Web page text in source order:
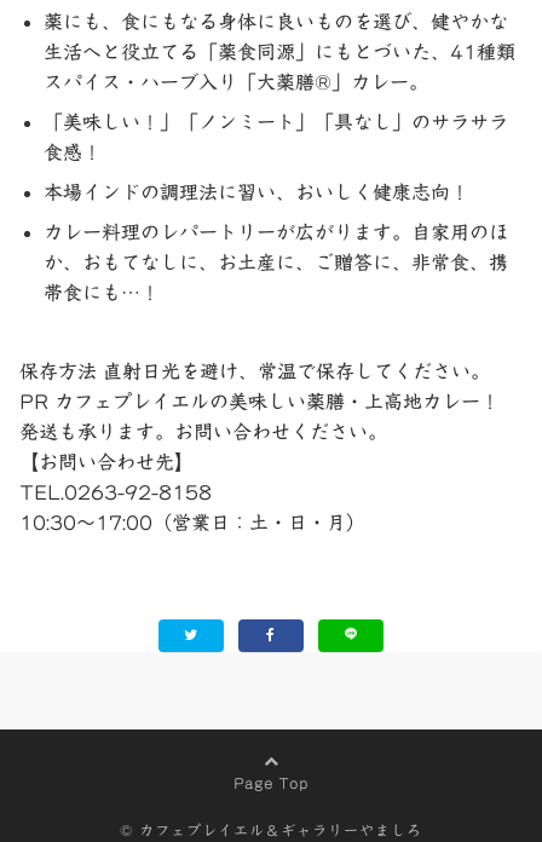
薬にも、食にもなる身体に良いものを選び、健やかな
生活へと役立てる「薬食同源」にもとづいた、41種類
スパイス・ハーブ入り「大薬膳®」カレー。
「美味しい！」「ノンミート」「具なし」のサラサラ
食感！
本場インドの調理法に習い、おいしく健康志向！
カレー料理のレパートリーが広がります。自家用のほ
か、おもてなしに、お土産に、ご贈答に、非常食、携
帯食にも…！
保存方法 直射日光を避け、常温で保存してください。
PR カフェプレイエルの美味しい薬膳・上高地カレー！
発送も承ります。お問い合わせください。
【お問い合わせ先】
TEL.0263-92-8158
10:30～17:00（営業日：土・日・月）
Page Top
© カフェプレイエル＆ギャラリーやましろ